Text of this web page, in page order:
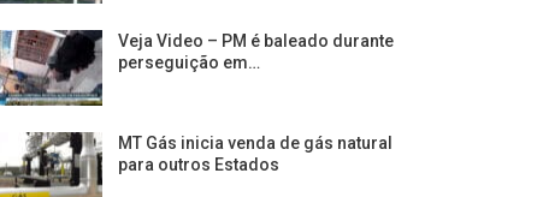
Veja Video – PM é baleado durante
perseguição em…
MT Gás inicia venda de gás natural
para outros Estados